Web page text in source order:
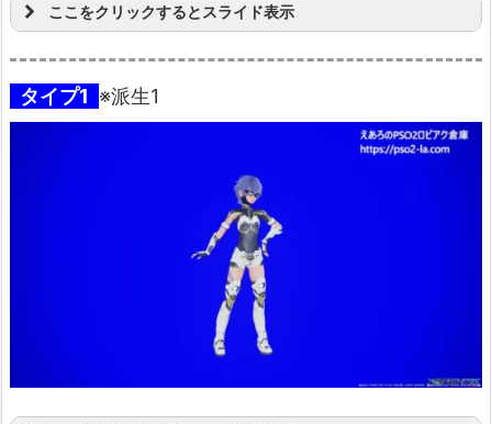
ここをクリックするとスライド表示
タイプ1 ※派生1